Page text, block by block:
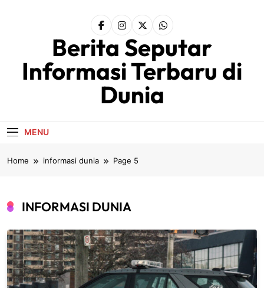
Berita Seputar
Informasi Terbaru di
Dunia
MENU
Home informasi dunia Page 5
INFORMASI DUNIA